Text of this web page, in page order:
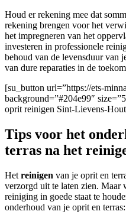
Houd er rekening mee dat
rekening brengen voor het
het impregneren van het
investeren in professionele
behoud van de levensduur van
van dure reparaties in de
[su_button url=”https://ets-
background=”#204e99″
oprit reinigen Sint-Lievens-
Tips voor het
terras na het
Het reinigen van je oprit en
verzorgd uit te laten zien. Maar
reiniging in goede staat te
onderhoud van je oprit en terras: